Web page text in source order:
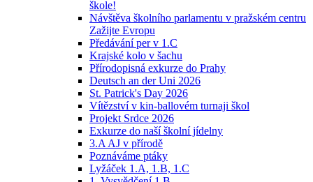
škole!
Návštěva školního parlamentu v pražském centru
Zažijte Evropu
Předávání per v 1.C
Krajské kolo v šachu
Přírodopisná exkurze do Prahy
Deutsch an der Uni 2026
St. Patrick's Day 2026
Vítězství v kin-ballovém turnaji škol
Projekt Srdce 2026
Exkurze do naší školní jídelny
3.A AJ v přírodě
Poznáváme ptáky
Lyžáček 1.A, 1.B, 1.C